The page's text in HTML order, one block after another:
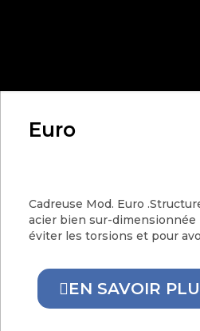
Euro
Cadreuse Mod. Euro
acier bien sur-dimensionnée
éviter les torsions et pour
EN SAVOIR